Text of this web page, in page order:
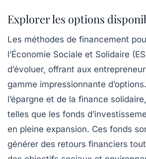
Explorer les options
Les méthodes de financement
l’Économie Sociale et Solidaire
d’évoluer, offrant aux
gamme impressionnante
l’épargne et de la finance solidaire
telles que les fonds
en pleine expansion. Ces fonds
générer des retours financiers